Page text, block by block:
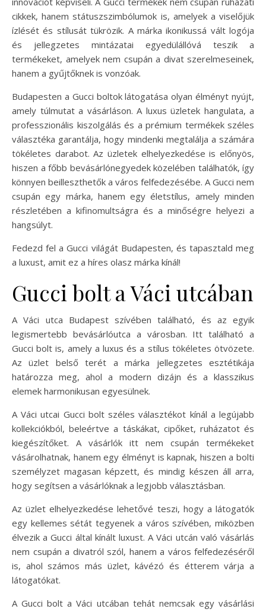
cikkek, hanem státuszszimbólumok is, amelyek a viselőjük
ízlését és stílusát tükrözik. A márka ikonikussá vált logója
és jellegzetes mintázatai egyedülállóvá teszik a
termékeket, amelyek nem csupán a divat szerelmeseinek,
hanem a gyűjtőknek is vonzóak.
Budapesten a Gucci boltok látogatása olyan élményt nyújt,
amely túlmutat a vásárláson. A luxus üzletek hangulata, a
professzionális kiszolgálás és a prémium termékek széles
választéka garantálja, hogy mindenki megtalálja a számára
tökéletes darabot. Az üzletek elhelyezkedése is előnyös,
hiszen a főbb bevásárlónegyedek közelében találhatók, így
könnyen beilleszthetők a város felfedezésébe. A Gucci nem
csupán egy márka, hanem egy életstílus, amely minden
részletében a kifinomultságra és a minőségre helyezi a
hangsúlyt.
Fedezd fel a Gucci világát Budapesten, és tapasztald meg
a luxust, amit ez a híres olasz márka kínál!
Gucci bolt a Váci utcában
A Váci utca Budapest szívében található, és az egyik
legismertebb bevásárlóutca a városban. Itt található a
Gucci bolt is, amely a luxus és a stílus tökéletes ötvözete.
Az üzlet belső terét a márka jellegzetes esztétikája
határozza meg, ahol a modern dizájn és a klasszikus
elemek harmonikusan egyesülnek.
A Váci utcai Gucci bolt széles választékot kínál a legújabb
kollekciókból, beleértve a táskákat, cipőket, ruházatot és
kiegészítőket. A vásárlók itt nem csupán termékeket
vásárolhatnak, hanem egy élményt is kapnak, hiszen a bolti
személyzet magasan képzett, és mindig készen áll arra,
hogy segítsen a vásárlóknak a legjobb választásban.
Az üzlet elhelyezkedése lehetővé teszi, hogy a látogatók
egy kellemes sétát tegyenek a város szívében, miközben
élvezik a Gucci által kínált luxust. A Váci utcán való vásárlás
nem csupán a divatról szól, hanem a város felfedezéséről
is, ahol számos más üzlet, kávézó és étterem várja a
látogatókat.
A Gucci bolt a Váci utcában tehát nemcsak egy vásárlási